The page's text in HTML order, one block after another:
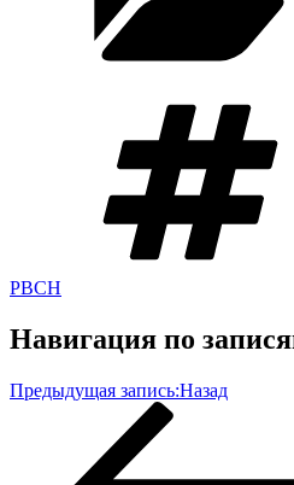
РВСН
Навигация по
Предыдущая запись:Назад